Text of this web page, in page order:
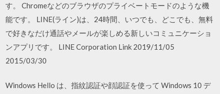
す。 Chromeなどのブラウザのプライベートモードのような機
能です。 LINE(ライン)は、24時間、いつでも、どこでも、無料
で好きなだけ通話やメールが楽しめる新しいコミュニケーショ
ンアプリです。 LINE Corporation Link 2019/11/05
2015/03/30
Windows Hello は、指紋認証や顔認証を使って Windows 10 デ